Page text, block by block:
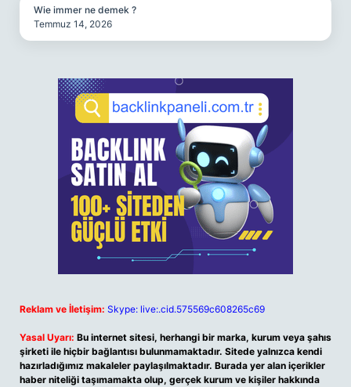
Wie immer ne demek ?
Temmuz 14, 2026
Reklam ve İletişim: Skype: live:.cid.575569c608265c69
Yasal Uyarı: Bu internet sitesi, herhangi bir marka, kurum veya şahıs
şirketi ile hiçbir bağlantısı bulunmamaktadır. Sitede yalnızca kendi
hazırladığımız makaleler paylaşılmaktadır. Burada yer alan içerikler
haber niteliği taşımamakta olup, gerçek kurum ve kişiler hakkında